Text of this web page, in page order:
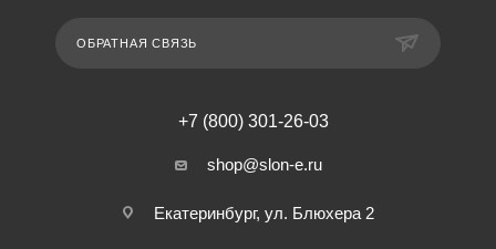
ОБРАТНАЯ СВЯЗЬ
+7 (800) 301-26-03
shop@slon-e.ru
Екатеринбург, ул. Блюхера 2